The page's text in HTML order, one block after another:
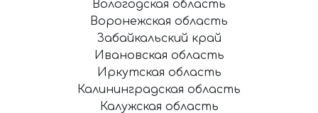
Вологодская область
Воронежская область
Забайкальский край
Ивановская область
Иркутская область
Калининградская область
Калужская область